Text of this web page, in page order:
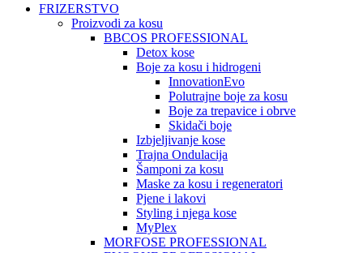
FRIZERSTVO
Proizvodi za kosu
BBCOS PROFESSIONAL
Detox kose
Boje za kosu i hidrogeni
InnovationEvo
Polutrajne boje za kosu
Boje za trepavice i obrve
Skidači boje
Izbjeljivanje kose
Trajna Ondulacija
Šamponi za kosu
Maske za kosu i regeneratori
Pjene i lakovi
Styling i njega kose
MyPlex
MORFOSE PROFESSIONAL